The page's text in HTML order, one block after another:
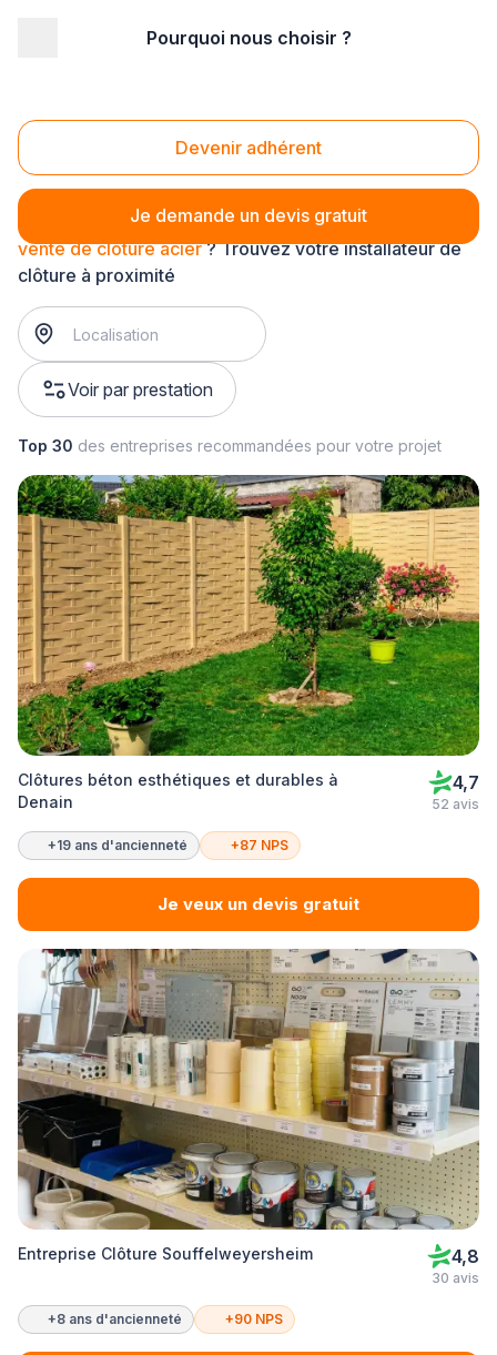
Pourquoi nous choisir ?
Devenir adhérent
Je demande un devis gratuit
Vente de clôture acier
vente de clôture acier? Trouvez votre installateur de
clôture à proximité
Voir par prestation
Top 30 des entreprises recommandées pour votre projet
Clôtures béton esthétiques et durables à
Denain
4,7
52 avis
+19 ans d'ancienneté +87 NPS
Je veux un devis gratuit
Entreprise Clôture Souffelweyersheim 4,8
30 avis
+8 ans d'ancienneté +90 NPS